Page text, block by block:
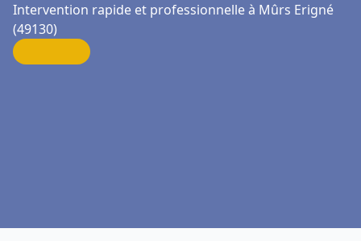
Intervention rapide et professionnelle à Mûrs Erigné
(49130)